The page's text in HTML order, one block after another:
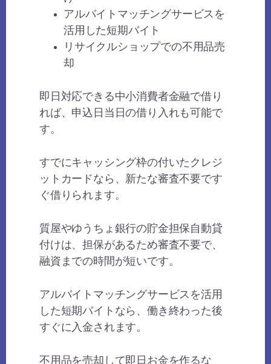
アルバイトマッチングサービスを
活用した短期バイト
リサイクルショップでの不用品売
却
即日対応できる中小消費者金融で借り
れば、申込日当日の借り入れも可能で
す。
すでにキャッシング枠の付いたクレジ
ットカードなら、新たな審査不要です
ぐ借りられます。
質屋やゆうちょ銀行の貯金担保自動貸
付けは、担保があるため審査不要で、
融資までの時間が短いです。
アルバイトマッチングサービスを活用
した短期バイトなら、働き終わった後
すぐに入金されます。
不用品を売却して即日お金を作るな